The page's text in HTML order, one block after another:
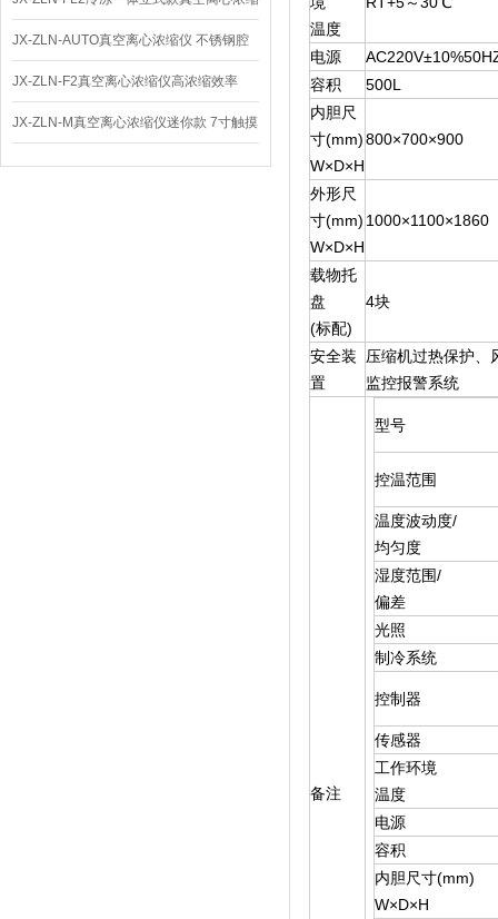
仪 低温功能
JX-ZLN-AUTO真空离心浓缩仪 不锈钢腔
体
JX-ZLN-F2真空离心浓缩仪高浓缩效率
JX-ZLN-M真空离心浓缩仪迷你款 7寸触摸
屏
温度
电源
容积
500L
内胆尺
寸(mm)
W×D×H
800×700×900
外形尺
寸(mm)
W×D×H
1000×1100×1860
载物托
盘
(标配)
4块
安全装
置
压缩机过热保护、
监控报警系统
备注
型号
控温范围
温度波动度/
均匀度
湿度范围/
偏差
光照
制冷系统
控制器
传感器
工作环境
温度
电源
容积
内胆尺寸(mm)
W×D×H